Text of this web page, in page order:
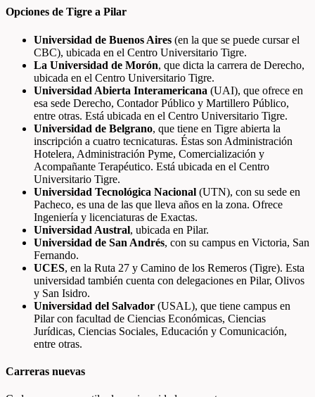
Opciones de Tigre a Pilar
Universidad de Buenos Aires (en la que se puede cursar el
CBC), ubicada en el Centro Universitario Tigre.
La Universidad de Morón, que dicta la carrera de Derecho,
ubicada en el Centro Universitario Tigre.
Universidad Abierta Interamericana (UAI), que ofrece en
esa sede Derecho, Contador Público y Martillero Público,
entre otras. Está ubicada en el Centro Universitario Tigre.
Universidad de Belgrano, que tiene en Tigre abierta la
inscripción a cuatro tecnicaturas. Éstas son Administración
Hotelera, Administración Pyme, Comercialización y
Acompañante Terapéutico. Está ubicada en el Centro
Universitario Tigre.
Universidad Tecnológica Nacional (UTN), con su sede en
Pacheco, es una de las que lleva años en la zona. Ofrece
Ingeniería y licenciaturas de Exactas.
Universidad Austral, ubicada en Pilar.
Universidad de San Andrés, con su campus en Victoria, San
Fernando.
UCES, en la Ruta 27 y Camino de los Remeros (Tigre). Esta
universidad también cuenta con delegaciones en Pilar, Olivos
y San Isidro.
Universidad del Salvador (USAL), que tiene campus en
Pilar con facultad de Ciencias Económicas, Ciencias
Jurídicas, Ciencias Sociales, Educación y Comunicación,
entre otras.
Carreras nuevas